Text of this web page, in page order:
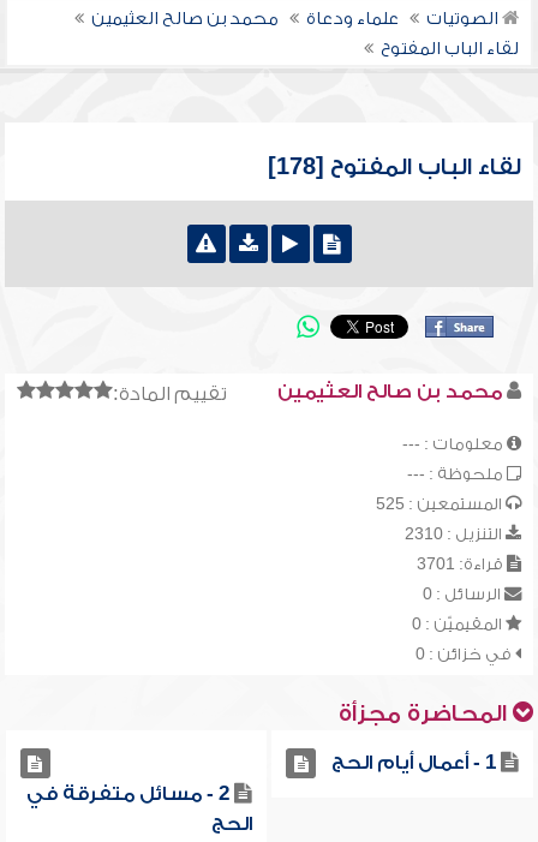
الصوتيات علماء ودعاة
محمد بن صالح العثيمين
لقاء الباب المفتوح
لقاء الباب المفتوح [178]
تقييم المادة: محمد بن صالح العثيمين
معلومات : ---
ملحوظة : ---
المستمعين : 525
التنزيل : 2310
قراءة: 3701
الرسائل : 0
المقيميّن : 0
في خزائن : 0
المحاضرة مجزأة
1 - أعمال أيام الحج
2 - مسائل متفرقة في
الحج